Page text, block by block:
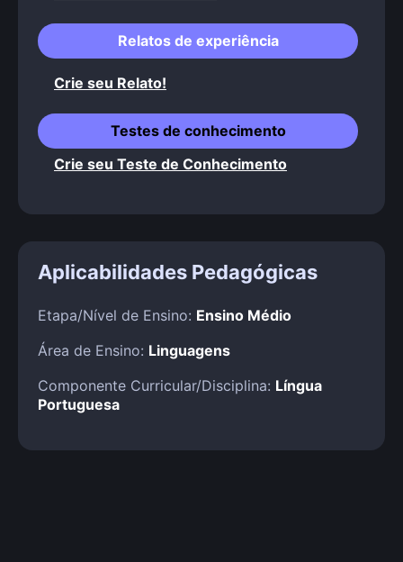
Relatos de experiência
Crie seu Relato!
Testes de conhecimento
Crie seu Teste de Conhecimento
Aplicabilidades Pedagógicas
Etapa/Nível de Ensino: Ensino Médio
Área de Ensino: Linguagens
Componente Curricular/Disciplina: Língua
Portuguesa